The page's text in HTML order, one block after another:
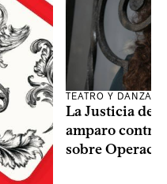
TEATRO Y DANZA
La Justicia
amparo contra
sobre